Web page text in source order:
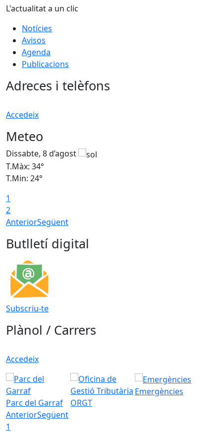
L'actualitat a un clic
Notícies
Avisos
Agenda
Publicacions
Adreces i telèfons
Accedeix
Meteo
Dissabte, 8 d’agost
T.Màx: 34°
T.Min: 24°
1
2
AnteriorSegüent
Butlletí digital
Subscriu-te
Plànol / Carrers
Accedeix
Parc del Garraf ORGT
Emergències
AnteriorSegüent
1